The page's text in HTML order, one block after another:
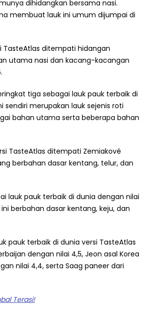
dihidangkan bersama nasi.
membuat lauk ini umum dijumpai di
TasteAtlas ditempati hidangan
utama nasi dan kacang-kacangan
tiga sebagai lauk pauk terbaik di
sendiri merupakan lauk sejenis roti
bahan utama serta beberapa bahan
TasteAtlas ditempati Zemiakové
berbahan dasar kentang, telur, dan
lauk pauk terbaik di dunia dengan nilai
berbahan dasar kentang, keju, dan
pauk terbaik di dunia versi TasteAtlas
dengan nilai 4,5, Jeon asal Korea
nilai 4,4, serta Saag paneer dari
Terasi!